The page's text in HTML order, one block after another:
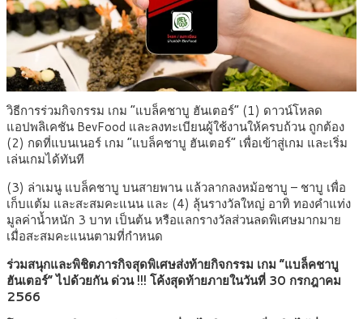
วิธีการร่วมกิจกรรม เกม “แบล็คชาบู ฮันเตอร์” (1) ดาวน์โหลด
แอปพลิเคชัน BevFood และลงทะเบียนผู้ใช้งานให้ครบถ้วน ถูกต้อง
(2) กดที่แบนเนอร์ เกม “แบล็คชาบู ฮันเตอร์” เพื่อเข้าสู่เกม และเริ่ม
เล่นเกมได้ทันที
(3) ล่าเมนู แบล็คชาบู บนสายพาน แล้วลากลงหม้อชาบู – ชาบู เพื่อ
เก็บแต้ม และสะสมคะแนน และ (4) ลุ้นรางวัลใหญ่ อาทิ ทองคำแท่ง
มูลค่าน้ำหนัก 3 บาท เป็นต้น หรือแลกรางวัลส่วนลดพิเศษมากมาย
เมื่อสะสมคะแนนตามที่กำหนด
ร่วมสนุกและพิชิตภารกิจสุดพิเศษส่งท้ายกิจกรรม เกม “แบล็คชาบู
ฮันเตอร์” ไปด้วยกัน ด่วน !!! โค้งสุดท้ายภายในวันที่ 30 กรกฎาคม
2566